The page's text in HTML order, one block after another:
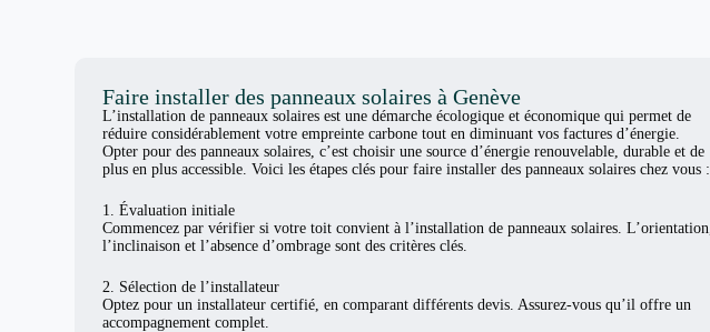
Faire installer des panneaux solaires à Genève
L’installation de panneaux solaires est une démarche écologique et économique qui permet de
réduire considérablement votre empreinte carbone tout en diminuant vos factures d’énergie.
Opter pour des panneaux solaires, c’est choisir une source d’énergie renouvelable, durable et de
plus en plus accessible. Voici les étapes clés pour faire installer des panneaux solaires chez vous :
1. Évaluation initiale
Commencez par vérifier si votre toit convient à l’installation de panneaux solaires. L’orientation,
l’inclinaison et l’absence d’ombrage sont des critères clés.
2. Sélection de l’installateur
Optez pour un installateur certifié, en comparant différents devis. Assurez-vous qu’il offre un
accompagnement complet.